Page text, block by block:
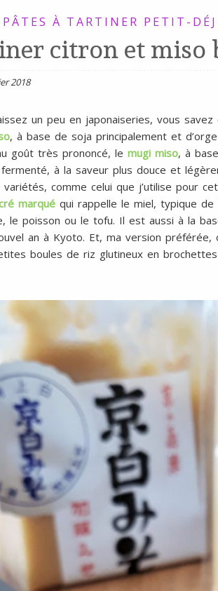
À TARTINER PETIT-
citron et miso
2018
un peu en japonaiseries, vous
, à base de soja principalement et
goût très prononcé, le mugi miso, à
à la saveur plus douce et
comme celui que j’utilise pour
marquéqui rappelle le miel, typique de
le poisson ou le tofu. Il est aussi à la
an à Kyoto. Et, ma version
boules de riz glutineux en